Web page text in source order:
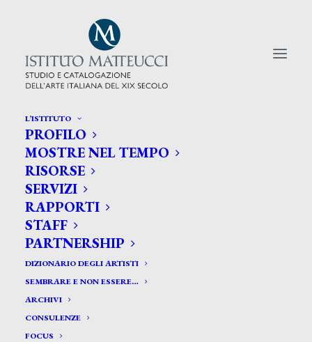
L’ISTITUTO
PROFILO
MOSTRE NEL TEMPO
RISORSE
SERVIZI
RAPPORTI
STAFF
PARTNERSHIP
DIZIONARIO DEGLI ARTISTI
SEMBRARE E NON ESSERE…
ARCHIVI
CONSULENZE
FOCUS
CERCA TRA GLI ARTISTI:
Search
for:
Boddington H.I.